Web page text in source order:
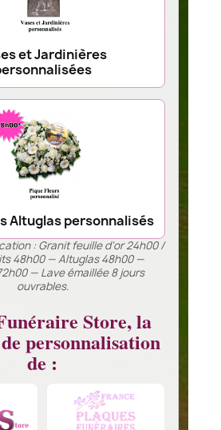
et Jardinières
Altuglas personnalisés
: Granit feuille d’or 24h00 /
48h00 — Altuglas 48h00 —
— Lave émaillée 8 jours
ouvrables.
Store, la
personnalisation
de :